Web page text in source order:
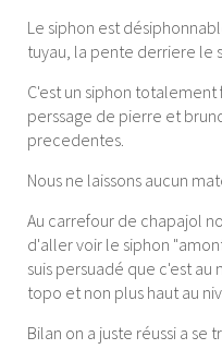
Le siphon est
tuyau, la pente derriere le
C'est un siphon totalement
perssage de pierre et
precedentes.
Nous ne laissons aucun
Au carrefour de chapajol
d'aller voir le siphon
suis persuadé que c'est
topo et non plus haut au
Bilan on a juste réussi a se